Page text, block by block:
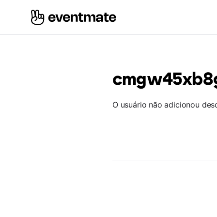
O usuário não adicionou